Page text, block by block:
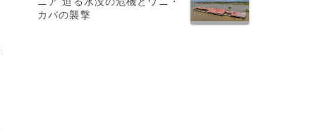
カバの襲撃